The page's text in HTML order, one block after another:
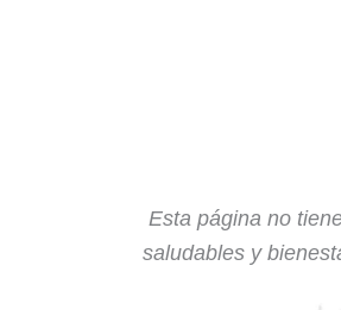
Esta página no
saludables y